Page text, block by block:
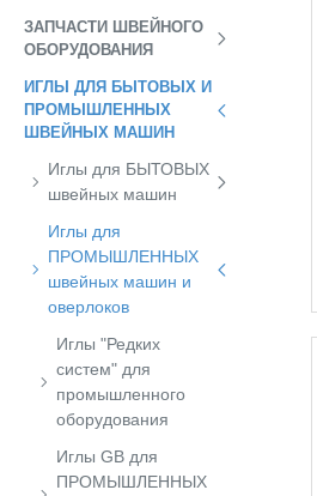
ЗАПЧАСТИ ШВЕЙНОГО
ОБОРУДОВАНИЯ
ИГЛЫ ДЛЯ БЫТОВЫХ И
ПРОМЫШЛЕННЫХ
ШВЕЙНЫХ МАШИН
Иглы для БЫТОВЫХ
швейных машин
Иглы для
ПРОМЫШЛЕННЫХ
швейных машин и
оверлоков
Иглы "Редких
систем" для
промышленного
оборудования
Иглы GB для
ПРОМЫШЛЕННЫХ